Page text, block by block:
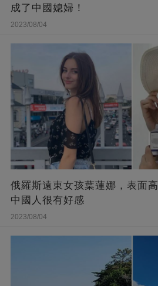
成了中國媳婦！
2023/08/04
俄羅斯遠東女孩葉蓮娜，表面
中國人很有好感
2023/08/04